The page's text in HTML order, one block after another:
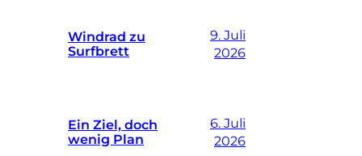
Windrad zu
Surfbrett
9. Juli
2026
Ein Ziel, doch
wenig Plan
6. Juli
2026